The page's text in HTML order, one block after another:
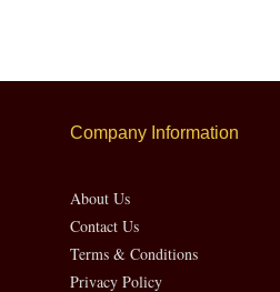
Company Information
About Us
Contact Us
Terms & Conditions
Privacy Policy